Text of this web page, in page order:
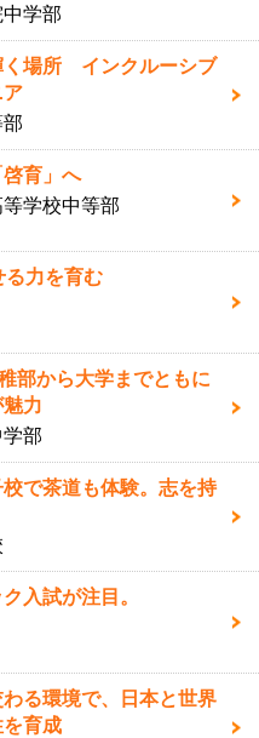
学部
く場所 インクルーシブ
ア
啓育」へ
学校中等部
る力を育む
部から大学までともに
力
部
で茶道も体験。志を持
入試が注目。
る環境で、日本と世界
育成